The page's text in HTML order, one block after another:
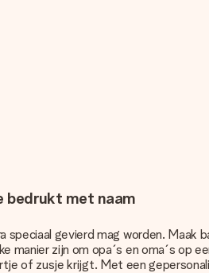
bedrukt met naam
gevierd mag worden.
zijn om opa´s en oma´s op
of zusje krijgt. Met een